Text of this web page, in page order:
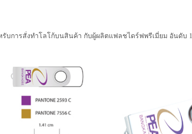
บการสั่งทำโลโก้บนสินค้า กับผู้ผลิตแฟลชไดร์ฟพรีเมี่ยม อันดับ 1